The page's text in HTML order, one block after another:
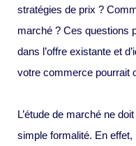
stratégies de prix ?
marché ? Ces questions
dans l’offre existante et
votre commerce pourrait
L’étude de marché ne
simple formalité. En